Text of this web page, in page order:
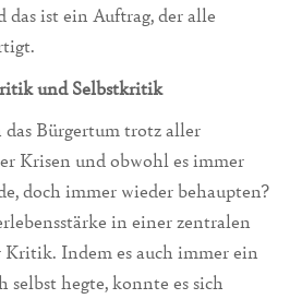
das ist ein Auftrag, der alle
und Selbstkritik
Bürgertum trotz aller
Krisen und obwohl es immer
doch immer wieder behaupten?
in einer zentralen
Kritik. Indem es auch immer ein
selbst hegte, konnte es sich